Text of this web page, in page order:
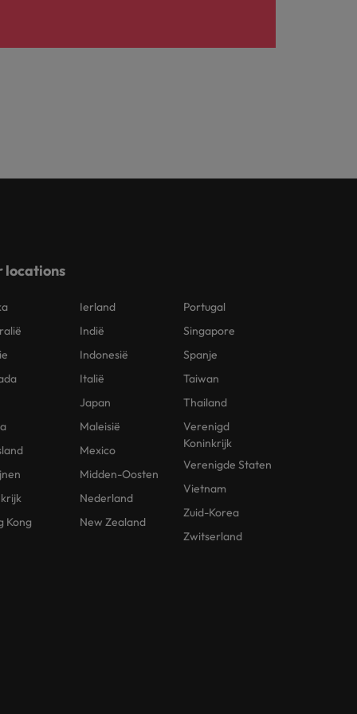
locations
Kong
Ierland
Indië
Indonesië
Italië
Japan
Maleisië
Mexico
Midden-Oosten
Nederland
New Zealand
Portugal
Singapore
Spanje
Taiwan
Thailand
Verenigd
Koninkrijk
Verenigde Staten
Vietnam
Zuid-Korea
Zwitserland